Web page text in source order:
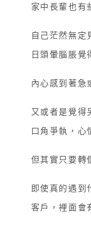
家中長輩也有
自己茫然無定
日頭暈腦脹覺
內心感到著急
又或者是覺得
口角爭執，心
但其實只要轉
即使真的遇到
客戶，裡面會